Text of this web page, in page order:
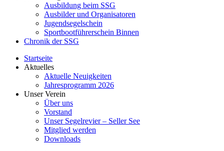
Ausbildung beim SSG
Ausbilder und Organisatoren
Jugendsegelschein
Sportbootführerschein Binnen
Chronik der SSG
Startseite
Aktuelles
Aktuelle Neuigkeiten
Jahresprogramm 2026
Unser Verein
Über uns
Vorstand
Unser Segelrevier – Seller See
Mitglied werden
Downloads